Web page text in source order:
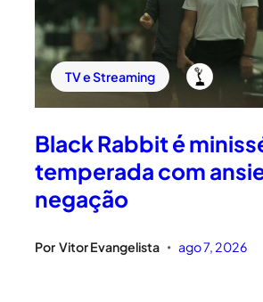
TV e Streaming
Black Rabbit é
temperada com
negação
Por Vitor Evangelista • ago 7, 2026